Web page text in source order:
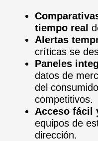
tiempo real
Alertas
críticas se
Paneles
datos de
del
competitivos.
Acceso fácil
equipos de
dirección.